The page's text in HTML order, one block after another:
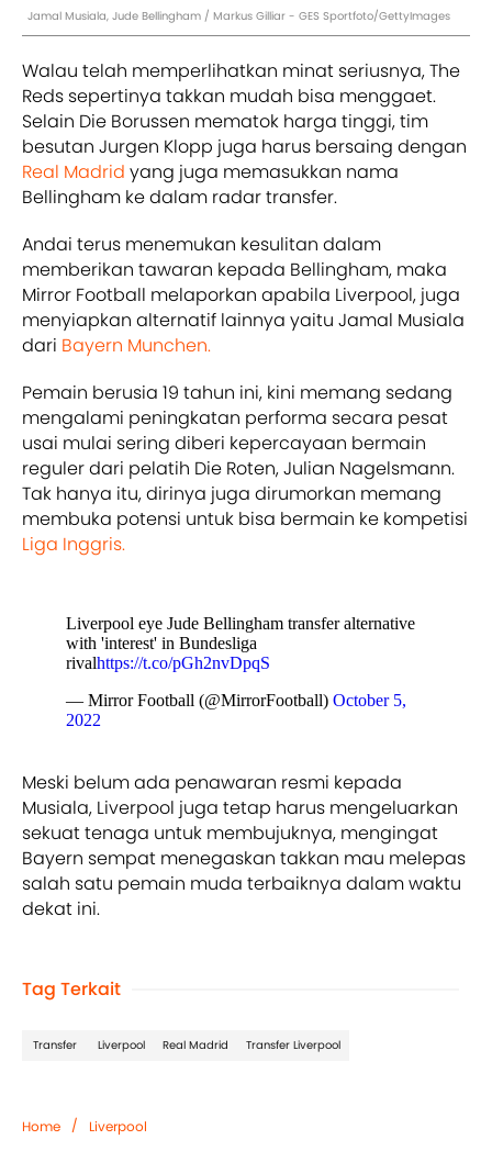
Jamal Musiala, Jude Bellingham / Markus Gilliar - GES Sportfoto/GettyImages
Walau telah memperlihatkan minat seriusnya, The
Reds sepertinya takkan mudah bisa menggaet.
Selain Die Borussen mematok harga tinggi, tim
besutan Jurgen Klopp juga harus bersaing dengan
Real Madrid yang juga memasukkan nama
Bellingham ke dalam radar transfer.
Andai terus menemukan kesulitan dalam
memberikan tawaran kepada Bellingham, maka
Mirror Football melaporkan apabila Liverpool, juga
menyiapkan alternatif lainnya yaitu Jamal Musiala
dari Bayern Munchen.
Pemain berusia 19 tahun ini, kini memang sedang
mengalami peningkatan performa secara pesat
usai mulai sering diberi kepercayaan bermain
reguler dari pelatih Die Roten, Julian Nagelsmann.
Tak hanya itu, dirinya juga dirumorkan memang
membuka potensi untuk bisa bermain ke kompetisi
Liga Inggris.
Liverpool eye Jude Bellingham transfer alternative
with 'interest' in Bundesliga
rivalhttps://t.co/pGh2nvDpqS
— Mirror Football (@MirrorFootball) October 5,
2022
Meski belum ada penawaran resmi kepada
Musiala, Liverpool juga tetap harus mengeluarkan
sekuat tenaga untuk membujuknya, mengingat
Bayern sempat menegaskan takkan mau melepas
salah satu pemain muda terbaiknya dalam waktu
dekat ini.
Tag Terkait
Transfer Liverpool Real Madrid Transfer Liverpool
Home / Liverpool